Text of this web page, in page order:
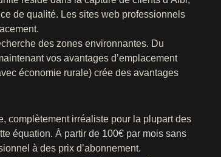
de qualité. Les sites web professionnels
des zones environnantes. Du
vos avantages d’emplacement
économie rurale) crée des avantages
complètement irréaliste pour la plupart des
équation. À partir de 100€ par mois sans
à des prix d’abonnement.